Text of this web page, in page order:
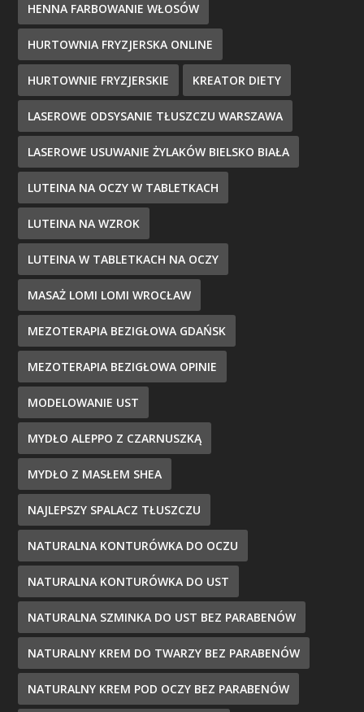
HENNA FARBOWANIE WŁOSÓW
HURTOWNIA FRYZJERSKA ONLINE
HURTOWNIE FRYZJERSKIE KREATOR DIETY
LASEROWE ODSYSANIE TŁUSZCZU WARSZAWA
LASEROWE USUWANIE ŻYLAKÓW BIELSKO BIAŁA
LUTEINA NA OCZY W TABLETKACH
LUTEINA NA WZROK
LUTEINA W TABLETKACH NA OCZY
MASAŻ LOMI LOMI WROCŁAW
MEZOTERAPIA BEZIGŁOWA GDAŃSK
MEZOTERAPIA BEZIGŁOWA OPINIE
MODELOWANIE UST
MYDŁO ALEPPO Z CZARNUSZKĄ
MYDŁO Z MASŁEM SHEA
NAJLEPSZY SPALACZ TŁUSZCZU
NATURALNA KONTURÓWKA DO OCZU
NATURALNA KONTURÓWKA DO UST
NATURALNA SZMINKA DO UST BEZ PARABENÓW
NATURALNY KREM DO TWARZY BEZ PARABENÓW
NATURALNY KREM POD OCZY BEZ PARABENÓW